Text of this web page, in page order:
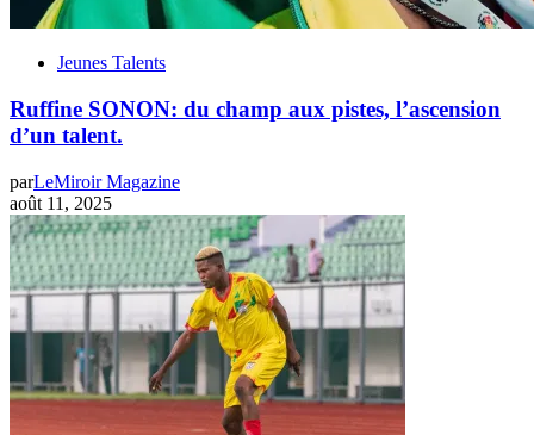
Jeunes Talents
Ruffine SONON: du champ aux pistes, l’ascension
d’un talent.
parLeMiroir Magazine
août 11, 2025